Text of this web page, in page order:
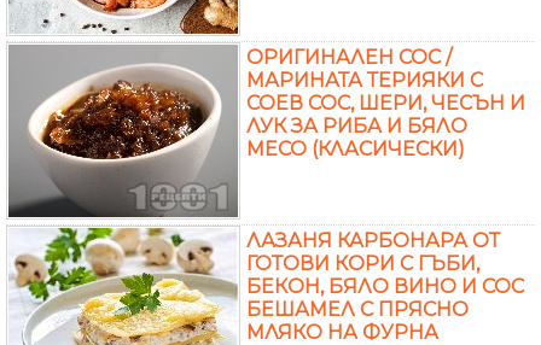
ОРИГИНАЛЕН СОС /
МАРИНАТА ТЕРИЯКИ С
СОЕВ СОС, ШЕРИ, ЧЕСЪН И
ЛУК ЗА РИБА И БЯЛО
МЕСО (КЛАСИЧЕСКИ)
ЛАЗАНЯ КАРБОНАРА ОТ
ГОТОВИ КОРИ С ГЪБИ,
БЕКОН, БЯЛО ВИНО И СОС
БЕШАМЕЛ С ПРЯСНО
МЛЯКО НА ФУРНА